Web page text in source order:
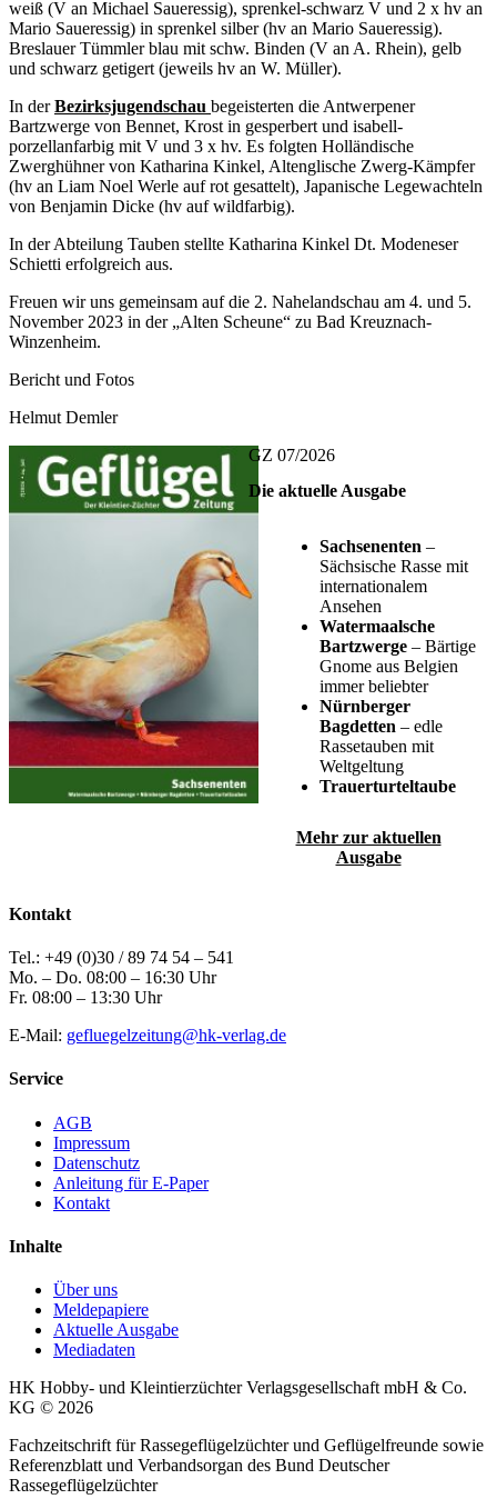
weiß (V an Michael Saueressig), sprenkel-schwarz V und 2 x hv an
Mario Saueressig) in sprenkel silber (hv an Mario Saueressig).
Breslauer Tümmler blau mit schw. Binden (V an A. Rhein), gelb
und schwarz getigert (jeweils hv an W. Müller).
In derBezirksjugendschau begeisterten die Antwerpener
Bartzwerge von Bennet, Krost in gesperbert und isabell-
porzellanfarbig mit V und 3 x hv. Es folgten Holländische
Zwerghühner von Katharina Kinkel, Altenglische Zwerg-Kämpfer
(hv an Liam Noel Werle auf rot gesattelt), Japanische Legewachteln
von Benjamin Dicke (hv auf wildfarbig).
In der Abteilung Tauben stellte Katharina Kinkel Dt. Modeneser
Schietti erfolgreich aus.
Freuen wir uns gemeinsam auf die 2. Nahelandschau am 4. und 5.
November 2023 in der „Alten Scheune“ zu Bad Kreuznach-
Winzenheim.
Bericht und Fotos
Helmut Demler
GZ 07/2026
Die aktuelle Ausgabe
Sachsenenten –
Sächsische Rasse mit
internationalem
Ansehen
Watermaalsche
Bartzwerge – Bärtige
Gnome aus Belgien
immer beliebter
Nürnberger
Bagdetten – edle
Rassetauben mit
Weltgeltung
Trauerturteltaube
Mehr zur aktuellen
Ausgabe
Kontakt
Tel.: +49 (0)30 / 89 74 54 – 541
Mo. – Do. 08:00 – 16:30 Uhr
Fr. 08:00 – 13:30 Uhr
E-Mail: gefluegelzeitung@hk-verlag.de
Service
AGB
Impressum
Datenschutz
Anleitung für E-Paper
Kontakt
Inhalte
Über uns
Meldepapiere
Aktuelle Ausgabe
Mediadaten
HK Hobby- und Kleintierzüchter Verlagsgesellschaft mbH & Co.
KG © 2026
Fachzeitschrift für Rassegeflügelzüchter und Geflügelfreunde sowie
Referenzblatt und Verbandsorgan des Bund Deutscher
Rassegeflügelzüchter